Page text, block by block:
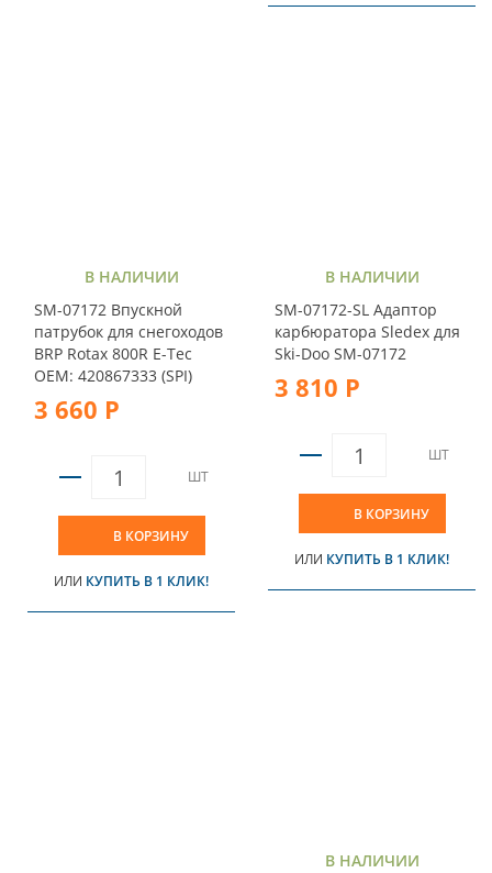
В НАЛИЧИИ
SM-07172 Впускной
патрубок для снегоходов
BRP Rotax 800R E-Tec
OEM: 420867333 (SPI)
3 660 Р
ШТ
В КОРЗИНУ
ИЛИ КУПИТЬ В 1 КЛИК!
В НАЛИЧИИ
SM-07172-SL Адаптор
карбюратора Sledex для
Ski-Doo SM-07172
3 810 Р
ШТ
В КОРЗИНУ
ИЛИ КУПИТЬ В 1 КЛИК!
В НАЛИЧИИ